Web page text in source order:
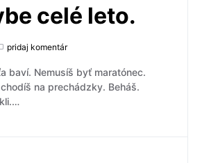
celé leto.
pridaj komentár
baví. Nemusíš byť maratónec.
na prechádzky. Beháš.